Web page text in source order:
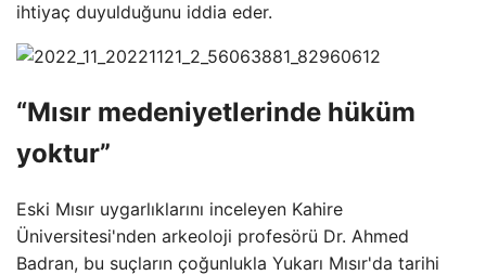
ihtiyaç duyulduğunu iddia eder.
“Mısır medeniyetlerinde hüküm
yoktur”
Eski Mısır uygarlıklarını inceleyen Kahire
Üniversitesi'nden arkeoloji profesörü Dr. Ahmed
Badran, bu suçların çoğunlukla Yukarı Mısır'da tarihi